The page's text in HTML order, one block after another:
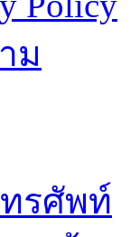
ม
รศัพท์